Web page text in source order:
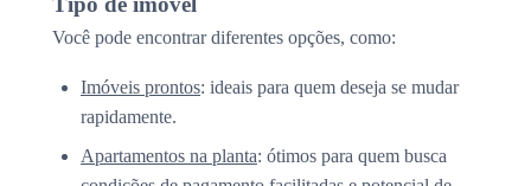
Você pode encontrar diferentes opções, como:
Imóveis prontos: ideais para quem deseja se mudar
rapidamente.
Apartamentos na planta: ótimos para quem busca